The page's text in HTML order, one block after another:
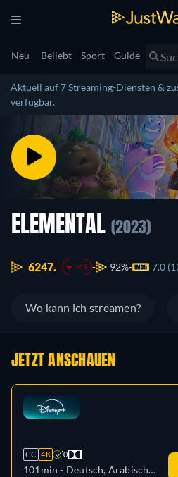
Neu Beliebt Sport Guide
Aktuell auf 7 Streaming-Diensten &
verfügbar.
ELEMENTAL (2023)
6247. -49 92% 7.0
Wo kann ich streamen?
JETZT ANSCHAUEN
CC 4K 0
101min - Deutsch, Arabisch,